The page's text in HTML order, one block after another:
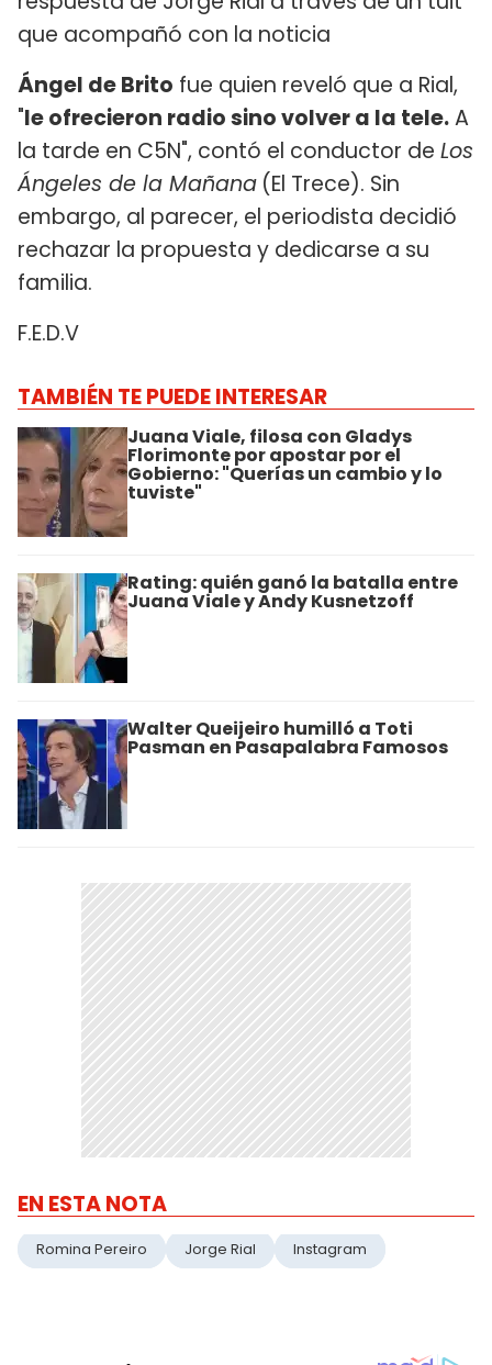
que acompañó con la noticia
Ángel de Brito fue quien reveló que a Rial,
"le ofrecieron radio sino volver a la tele.A
la tarde en C5N", contó el conductor de Los
Ángeles de la Mañana (El Trece). Sin
embargo, al parecer, el periodista decidió
rechazar la propuesta y dedicarse a su
familia.
F.E.D.V
TAMBIÉN TE PUEDE INTERESAR
Juana Viale, filosa con Gladys
Florimonte por apostar por el
Gobierno: "Querías un cambio y lo
tuviste"
Rating: quién ganó la batalla entre
Juana Viale y Andy Kusnetzoff
Walter Queijeiro humilló a Toti
Pasman en Pasapalabra Famosos
EN ESTA NOTA
Romina Pereiro Jorge Rial Instagram